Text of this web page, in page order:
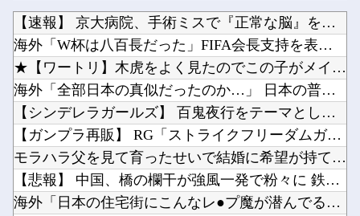
私の彼に裏表がなさすぎる 第3話
【パズドラ】 パズパス限定追加報酬「★7以上夏休みガチャ×3連」キタ━━━━(゜∀゜)━━...
「途中から急激につまらなくなった漫画」←思い浮かべた作品
Powered by livedoor 相互RSS
岸田文雄「日米の為替介入は一時しのぎに過ぎない。私なら円を強くすることが出来る」他
海外「日本は戦勝国なんだよ」 戦後の日本人の特別な生き様に各国から称賛の声他
【にじさんじ】ソフィ「８８８✨ ぞろ目ってなんか嬉しくなるよね！！」他
お前らが思う「バカゲー」って何？他
シャープ、シンプルで使いやすいオーブンレンジ「RE-WF187」他
キズナアイが加藤純一と絡み出したけどどうなんだ？他
ペルソナ４R”メイン”ヒロインの里中千枝さん、来ている服と声がかわいかっただけという事実が...
ワイ同じスマホ11年使ってるんやけど他
【速報】 京大病院、手術ミスで『正常な脳』を摘出 → 患者は...
海外「W杯は八百長だった」FIFA会長支持を表明したサッカー...
★【ワートリ】木虎をよく見たのでこの子がメインヒロインだと思...
海外「全部日本の真似だったのか…」 日本の普通のテレビ番組が...
【シンデレラガールズ】 百鬼夜行をテーマとしたPOP UP ...
【ガンプラ再販】 RG「ストライクフリーダムガンダム ディア...
モラハラ父を見て育ったせいで結婚に希望が持てない私。それなの...
【悲報】 中国、橋の欄干が強風一発で粉々に 鉄筋ゼロ 当局「...
海外「日本の住宅街にこんなレ●プ魔が潜んでるとかマジかよ…さ...